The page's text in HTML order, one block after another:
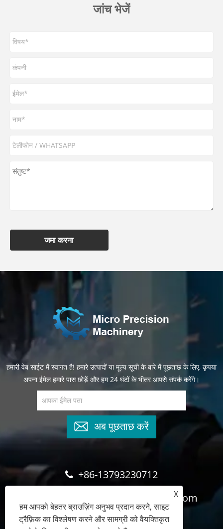
जांच भेजें
जमा करना
हमारी वेब साईट में स्वागत है! हमारे उत्पादों या मूल्य सूची के बारे में पूछताछ के लिए, कृपया
अपना ईमेल हमारे पास छोड़ें और हम 24 घंटों के भीतर आपसे संपर्क करेंगे।
अब पूछताछ करें
+86-13793230712
cyndee@wghydrauliccylinder.com
X
हम आपको बेहतर ब्राउज़िंग अनुभव प्रदान करने, साइट
ट्रैफ़िक का विश्लेषण करने और सामग्री को वैयक्तिकृत